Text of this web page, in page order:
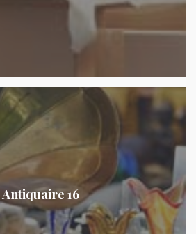
Antiquaire 16